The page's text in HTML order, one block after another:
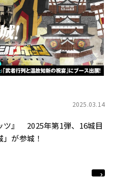
2025.03.14
ツ』 2025年第1弾、16城目
が参城！